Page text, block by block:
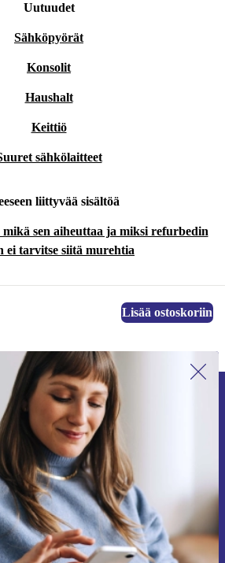
Uutuudet
Sähköpyörät
Konsolit
Haushalt
Keittiö
sähkölaitteet
liittyvää sisältöä
sen aiheuttaa ja miksi refurbedin
ei tarvitse siitä murehtia
Lisää ostoskoriin
ensimmäistä kertaa uutiskirjeen
ja säästä 15 €!
enää yhtäkään tarjousta.
Pyydä etukuponki
käytöstä löydättietosuojaselosteestamme.